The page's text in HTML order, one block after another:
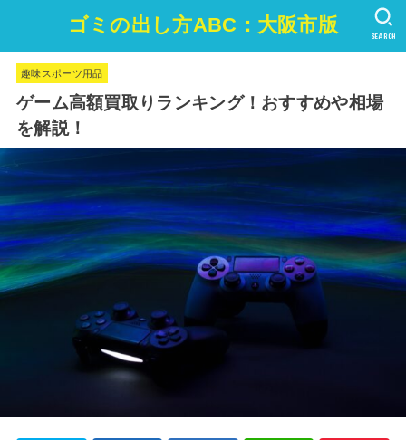
ゴミの出し方ABC：大阪市版 SEARCH
趣味スポーツ用品
ゲーム高額買取りランキング！おすすめや相場
を解説！